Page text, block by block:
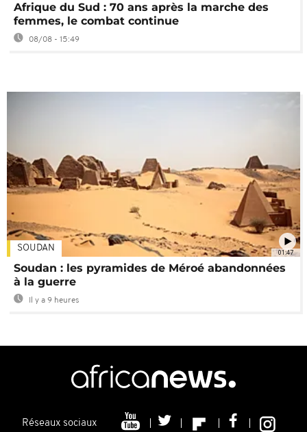
Afrique du Sud : 70 ans après la marche des
femmes, le combat continue
08/08 - 15:49
01:47
SOUDAN
Soudan : les pyramides de Méroé abandonnées
à la guerre
Il y a 9 heures
Réseaux sociaux